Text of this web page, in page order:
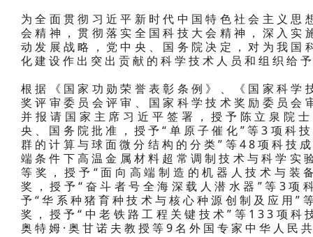
为全面贯彻习近平新时代中国特色社会主义
会精神，贯彻落实全国科技大会精神，深入
动发展战略，党中央、国务院决定，对为我
化建设作出突出贡献的科学技术人员和组织给
根据《国家功勋荣誉表彰条例》、《国家科
奖评审委员会评审、国家科学技术奖励委员
并报请国家主席习近平签署，授予陈立泉院
央、国务院批准，授予“单原子催化”等3项科
群的计算与球面微分结构的分类”等48项科技
端条件下高温金属材料超常调制技术与科学实
等奖，授予“面向高端制造的机器人技术与
奖，授予“奋斗者号全海深载人潜水器”等3项
予“华系种猪育种技术与核心种源创制及应用
奖，授予“中老铁路工程关键技术”等133项科
奥特姆·奥甘诺夫教授等9名外国专家中华人民